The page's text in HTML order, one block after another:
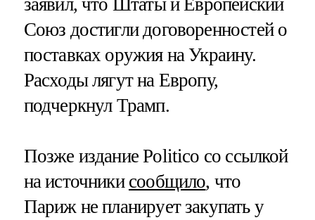
заявил, что Штаты и Европейский
Союз достигли договоренностей о
поставках оружия на Украину.
Расходы лягут на Европу,
подчеркнул Трамп.
Позже издание Politico со ссылкой
на источники сообщило, что
Париж не планирует закупать у